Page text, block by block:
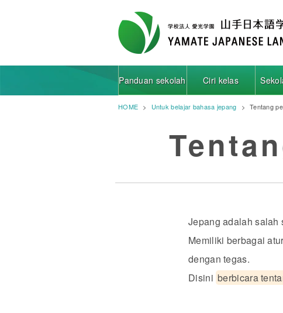
Panduan sekolah Ciri kelas
HOME Untuk belajar bahasa jepang Tentang
Jepang adalah salah
Memiliki berbagai
dengan tegas.
Disini berbicara